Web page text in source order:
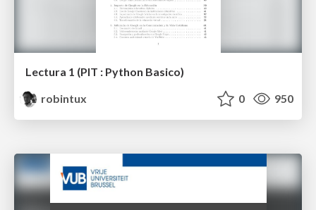
Lectura 1 (PIT : Python Basico)
robintux
0 950